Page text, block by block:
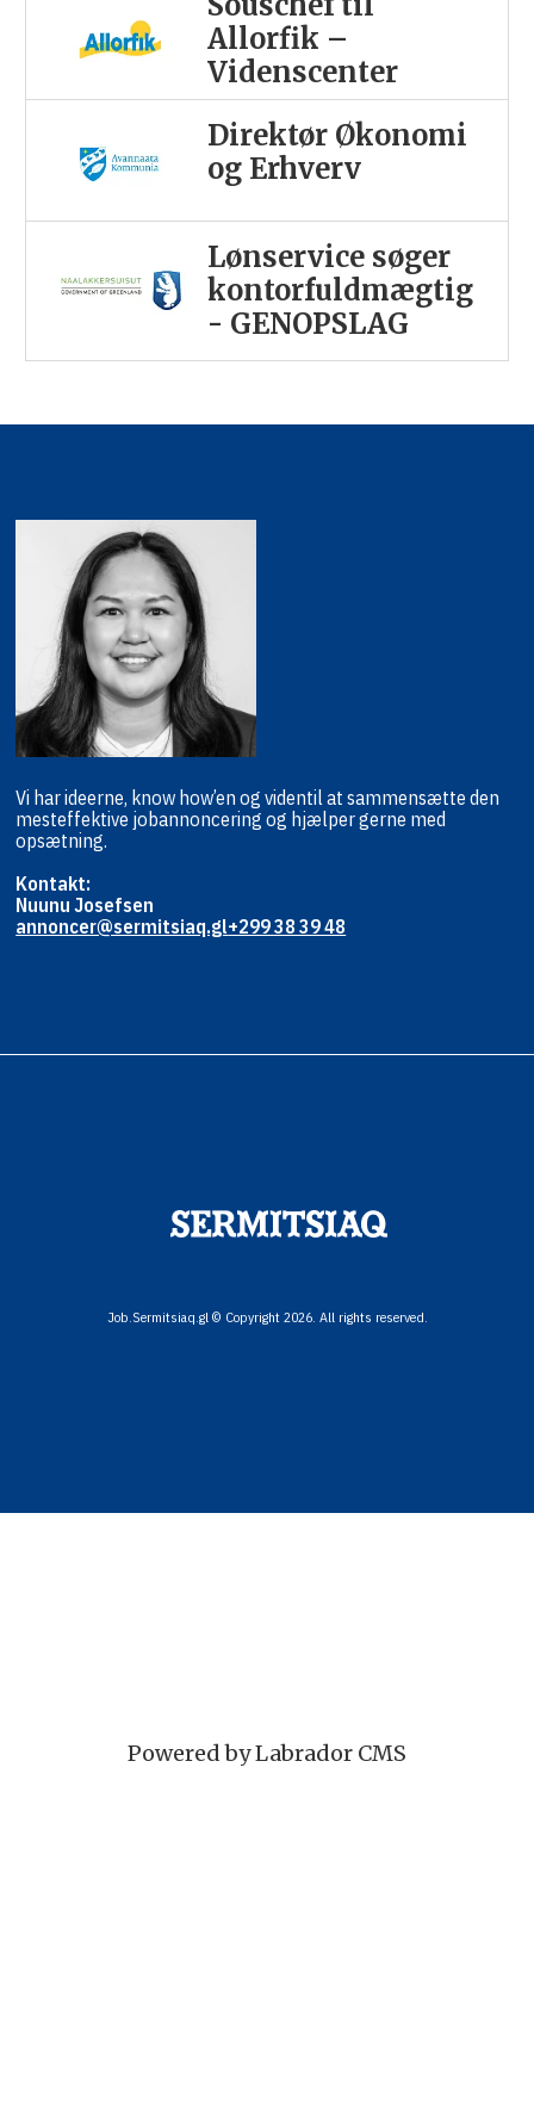
Allorfik –
Videnscenter
Direktør Økonomi
og Erhverv
Lønservice søger
kontorfuldmægtig
- GENOPSLAG
Vi har ideerne, know how’en og videntil at sammensætte den
mesteffektive jobannoncering og hjælpergerne med
opsætning.
Kontakt:
Nuunu Josefsen
annoncer@sermitsiaq.gl+299 38 39 48
Job.Sermitsiaq.gl © Copyright 2026. All rights reserved.
Powered by Labrador CMS